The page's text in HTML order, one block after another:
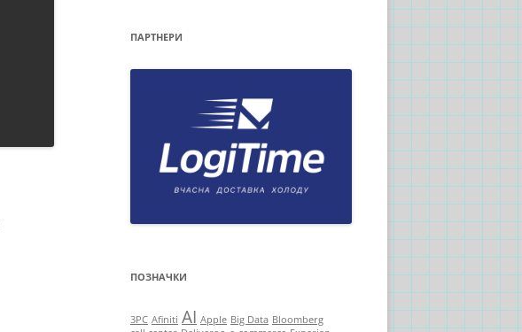
ПАРТНЕРИ
ПОЗНАЧКИ
3PC Afiniti AI Apple Big Data Bloomberg